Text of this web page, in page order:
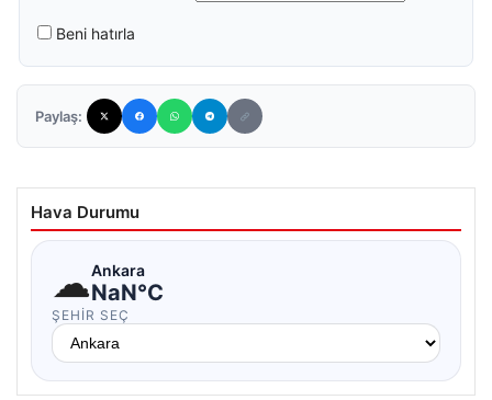
Beni hatırla
Paylaş:
Hava Durumu
☁Ankara
NaN°C
ŞEHIR SEÇ